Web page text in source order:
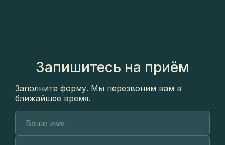
Запишитесь на приём
Заполните форму. Мы перезвоним вам в
ближайшее время.